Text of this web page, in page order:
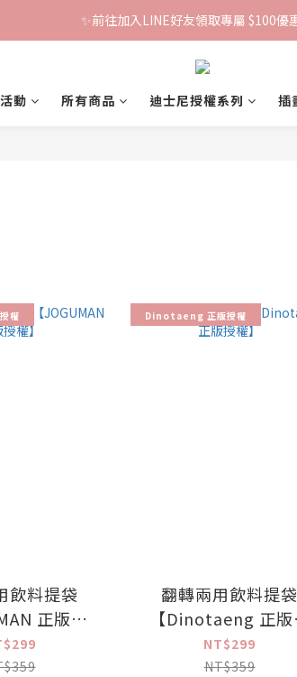
鐵粉群開張！限時加入贈100折價
✨前往加入LINE好友領取專屬 $100優
鐵粉群開張！限時加入贈100折價券
動 所有商品 迪士尼授權系列 插
權
飲料提袋
正版授
】
Dinotaeng 正版授權
翻轉兩用飲料提袋
【Dinotaeng 正版
權】
NT$299
NT$359